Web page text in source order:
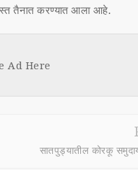
तैनात करण्यात आला आहे.
Ad Here
सातपुड्यातील कोरकू